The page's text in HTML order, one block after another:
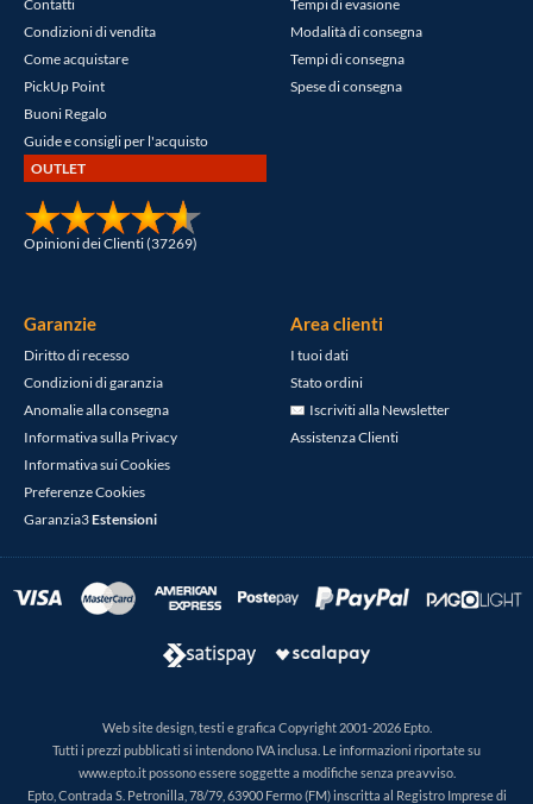
Contatti
Condizioni di vendita
Come acquistare
PickUp Point
Buoni Regalo
Guide e consigli per l'acquisto
OUTLET
Opinioni dei Clienti (37269)
Tempi di evasione
Modalità di consegna
Tempi di consegna
Spese di consegna
Garanzie
Diritto di recesso
Condizioni di garanzia
Anomalie alla consegna
Informativa sulla Privacy
Informativa sui Cookies
Preferenze Cookies
Garanzia3Estensioni
Area clienti
I tuoi dati
Stato ordini
Iscriviti alla Newsletter
Assistenza Clienti
Web site design, testi e grafica Copyright 2001-2026 Epto.
Tutti i prezzi pubblicati si intendono IVA inclusa. Le informazioni riportate su
www.epto.it possono essere soggette a modifiche senza preavviso.
Epto, Contrada S. Petronilla, 78/79, 63900 Fermo (FM) inscritta al Registro Imprese di